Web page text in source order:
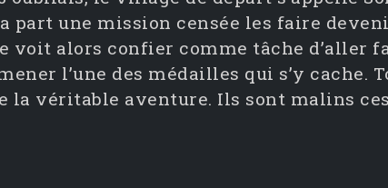
part une mission censée les faire
alors confier comme tâche d’aller
l’une des médailles qui s’y cache.
la véritable aventure. Ils sont malins